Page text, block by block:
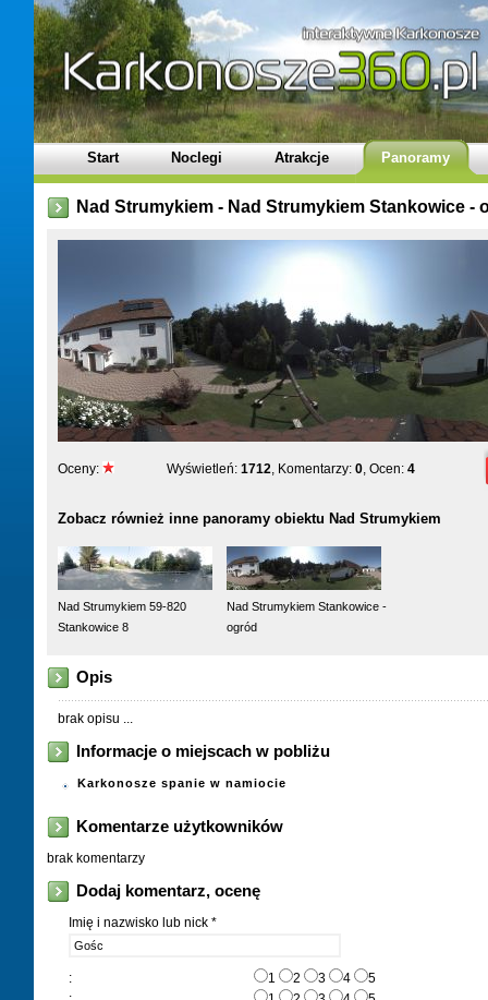
Start Noclegi Atrakcje Panoramy
Nad Strumykiem - Nad Strumykiem Stankowice -
Oceny: Wyświetleń: 1712, Komentarzy: 0, Ocen: 4
Zobacz również inne panoramy obiektu Nad Strumykiem
Nad Strumykiem 59-820
Stankowice 8
Nad Strumykiem Stankowice -
ogród
Opis
brak opisu ...
Informacje o miejscach w pobliżu
Karkonosze spanie w namiocie
Komentarze użytkowników
brak komentarzy
Dodaj komentarz, ocenę
Imię i nazwisko lub nick *
: 1 2 3 4
5